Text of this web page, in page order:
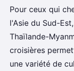
Pour ceux qui
l'Asie du Sud-
Thaïlande-
croisières
une variété de